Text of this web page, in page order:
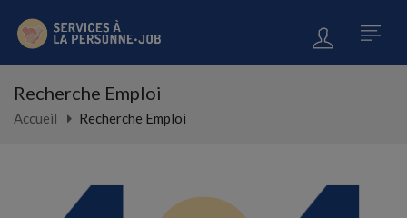
Recherche Emploi
Accueil Recherche Emploi